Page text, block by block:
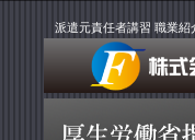
派遣元責任者講習 職業